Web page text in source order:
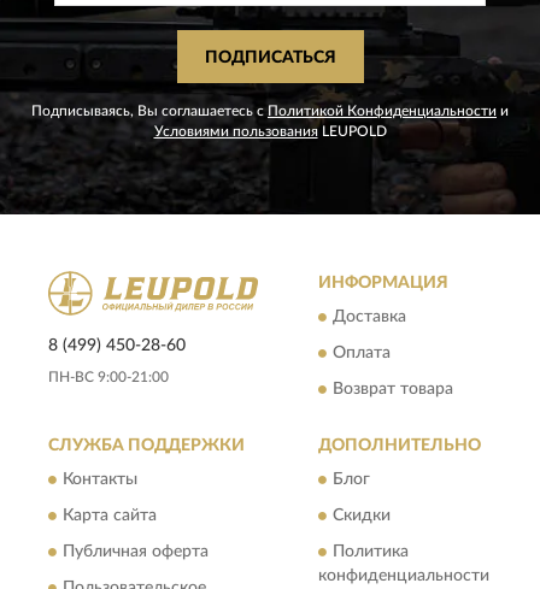
ПОДПИСАТЬСЯ
Подписываясь, Вы соглашаетесь с Политикой Конфиденциальности и
Условиями пользованияLEUPOLD
8 (499) 450-28-60
ПН-ВС 9:00-21:00
ИНФОРМАЦИЯ
Доставка
Оплата
Возврат товара
СЛУЖБА ПОДДЕРЖКИ
Контакты
Карта сайта
Публичная оферта
ДОПОЛНИТЕЛЬНО
Блог
Скидки
Политика
конфиденциальности